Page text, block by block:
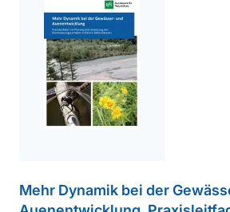
Mehr Dynamik bei der